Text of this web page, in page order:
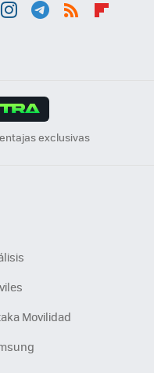
exclusivas
Movilidad